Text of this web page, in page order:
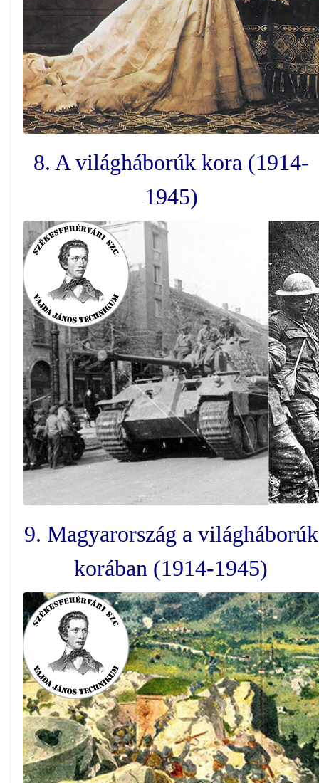
8. A világháborúk kora (1914-
1945)
9. Magyarország a világháborúk
korában (1914-1945)